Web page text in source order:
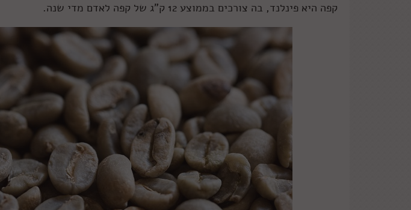
קפה היא פינלנד, בה צורכים בממוצע 12 ק"ג של קפה לאדם מדי שנה.